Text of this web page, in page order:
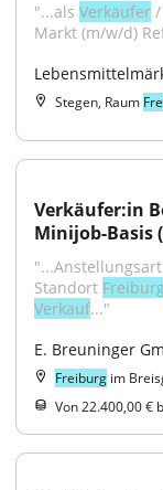
"...als Verkäufer
Markt (m/w/d)
Stegen, Raum
Verkäufer:in
Minijob-Basis
Standort Freiburg
Verkauf..."
E. Breuninger
Freiburg im
Von 22.400,00 €